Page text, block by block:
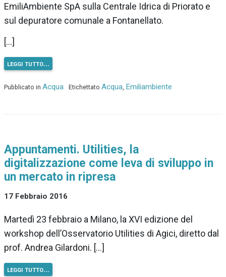
EmiliAmbiente SpA sulla Centrale Idrica di Priorato e
sul depuratore comunale a Fontanellato.
[…]
leggi tutto…
Pubblicato in Acqua Etichettato Acqua Emiliambiente
Appuntamenti. Utilities, la
digitalizzazione come leva di sviluppo in
un mercato in ripresa
17 Febbraio 2016
Martedì 23 febbraio a Milano, la XVI edizione del
workshop dell’Osservatorio Utilities di Agici, diretto dal
prof. Andrea Gilardoni. […]
leggi tutto…